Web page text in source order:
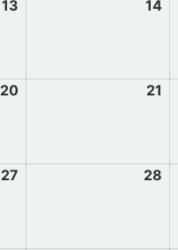
13 14
20 21
27 28